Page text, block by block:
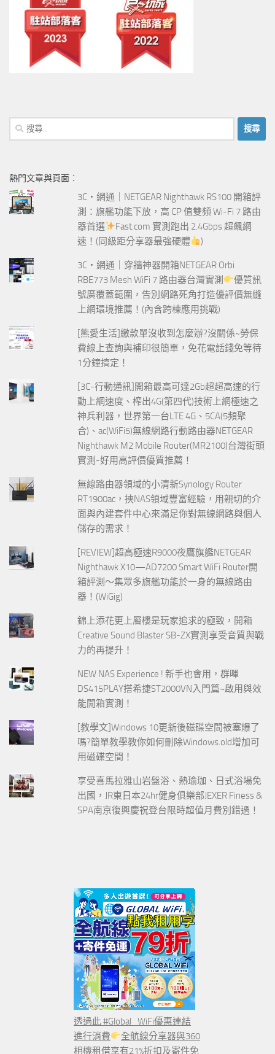
搜
尋
字:
熱門文章與頁面︰
3C‧網通｜NETGEAR Nighthawk RS100 開箱評
測：旗艦功能下放，高 CP 值雙頻 Wi-Fi 7 路由
器首選
Fast.com 實測跑出 2.4Gbps 超飆網
速！(同級距分享器最強硬體
)
3C‧網通｜穿牆神器開箱NETGEAR Orbi
RBE773 Mesh WiFi 7 路由器台灣實測
優質訊
號廣覆蓋範圍，告別網路死角打造優評價無縫
上網環境推薦！(內含跨棟應用挑戰)
[熊愛生活]繳款單沒收到怎麼辦?沒關係~勞保
費線上查詢與補印很簡單，免花電話錢免等待
1分鐘搞定！
[3C-行動通訊]開箱最高可達2Gb超超高速的行
動上網速度、榨出4G(第四代)技術上網極速之
神兵利器，世界第一台LTE 4G、5CA(5頻聚
合)、ac(WiFi5)無線網路行動路由器NETGEAR
Nighthawk M2 Mobile Router(MR2100)台灣街頭
實測-好用高評價優質推薦！
無線路由器領域的小清新Synology Router
RT1900ac，挾NAS領域豐富經驗，用親切的介
面與內建套件中心來滿足你對無線網路與個人
儲存的需求！
[REVIEW]超高極速R9000夜鷹旗艦NETGEAR
Nighthawk X10—AD7200 Smart WiFi Router開
箱評測～集眾多旗艦功能於一身的無線路由
器！(WiGig)
錦上添花更上層樓是玩家追求的極致，開箱
Creative Sound Blaster SB-ZX實測享受音質與戰
力的再提升！
NEW NAS Experience ! 新手也會用，群暉
DS415PLAY搭希捷ST2000VN入門篇~啟用與效
能開箱實測！
[教學文]Windows 10更新後磁碟空間被塞爆了
嗎?簡單教學教你如何刪除Windows.old增加可
用磁碟空間！
享受喜馬拉雅山岩盤浴、熱瑜珈、日式浴場免
出國，JR東日本24hr健身俱樂部JEXER Finess &
SPA南京復興慶祝登台限時超值月費別錯過！
透過此 #Global_WiFi優惠連結
進行消費
全航線分享器與360
相機租借享有21%折扣及寄件免